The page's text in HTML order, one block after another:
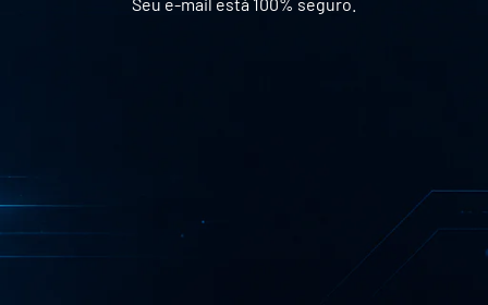
Seu e-mail está 100% seguro.